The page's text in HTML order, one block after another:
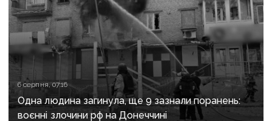
6 серпня, 07:16
Одна людина загинула, ще 9 зазнали поранень:
воєнні злочини рф на Донеччині